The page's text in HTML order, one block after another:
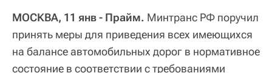
МОСКВА, 11 янв - Прайм. Минтранс РФ поручил
принять меры для приведения всех имеющихся
на балансе автомобильных дорог в нормативное
состояние в соответствии с требованиями